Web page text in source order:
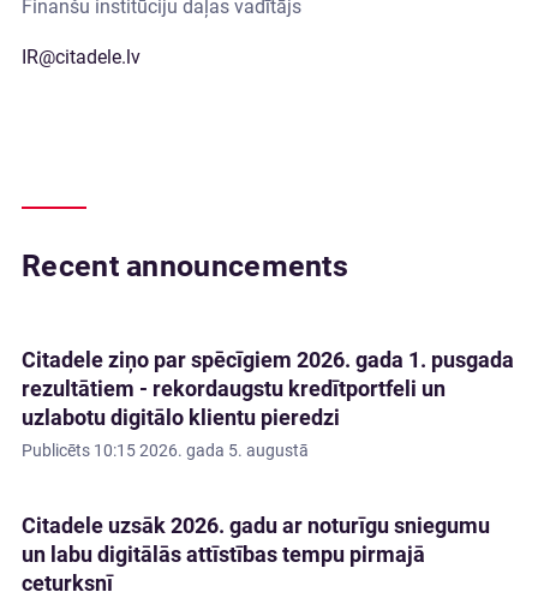
Finanšu institūciju daļas vadītājs
IR@citadele.lv
Recent announcements
Citadele ziņo par spēcīgiem 2026. gada 1. pusgada
rezultātiem - rekordaugstu kredītportfeli un
uzlabotu digitālo klientu pieredzi
Publicēts 10:15 2026. gada 5. augustā
Citadele uzsāk 2026. gadu ar noturīgu sniegumu
un labu digitālās attīstības tempu pirmajā
ceturksnī